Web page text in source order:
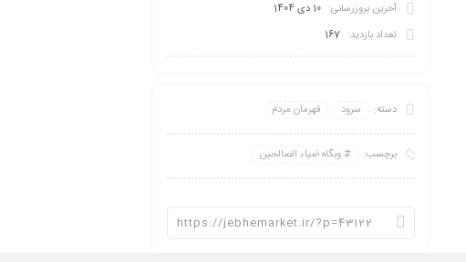
آخرین بروزرسانی: 10 دی 1404
تعداد بازدید: 167
دسته: سرود قهرمان مردم
برچسب: وبگاه ضیاء الصالحین